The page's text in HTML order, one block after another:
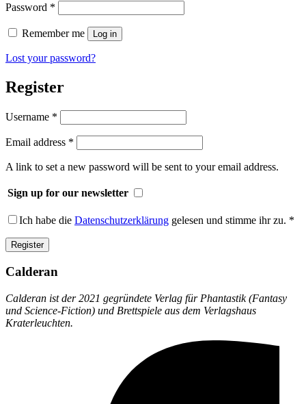
Password *
Remember me Log in
Lost your password?
Register
Username *
Email address *
A link to set a new password will be sent to your email address.
Sign up for our newsletter
Ich habe die Datenschutzerklärung gelesen und stimme ihr zu. *
Register
Calderan
Calderan ist der 2021 gegründete Verlag für Phantastik (Fantasy
und Science-Fiction) und Brettspiele aus dem Verlagshaus
Kraterleuchten.